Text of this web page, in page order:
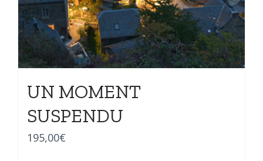
UN MOMENT
SUSPENDU
195,00€